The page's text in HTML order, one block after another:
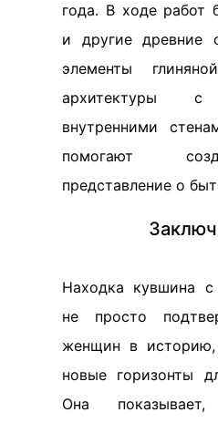
года. В ходе работ
и другие древние
элементы
архитектуры с
внутренними
помогают
представление о
Находка кувшина
не просто
женщин в
новые горизонты
Она